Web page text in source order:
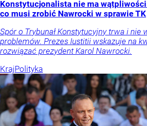
Konstytucjonalista nie ma
co musi zrobić Nawrocki w sprawie TK
Spór o Trybunał Konstytucyjny trwa i nie
problemów. Prezes Iustitii wskazuje na
rozwiązać prezydent Karol Nawrocki.
KrajPolityka